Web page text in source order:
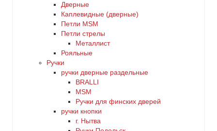
Дверные
Каплевидные (дверные)
Петли MSM
Петли стрелы
Металлист
Рояльные
Ручки
ручки дверные раздельные
BRALLI
MSM
Ручки для финских дверей
ручки кнопки
г. Нытва